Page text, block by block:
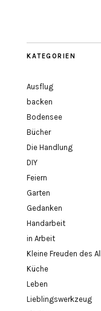
KATEGORIEN
Ausflug
backen
Bodensee
Bücher
Die Handlung
DIY
Feiern
Garten
Gedanken
Handarbeit
in Arbeit
Kleine Freuden des
Küche
Leben
Lieblingswerkzeug